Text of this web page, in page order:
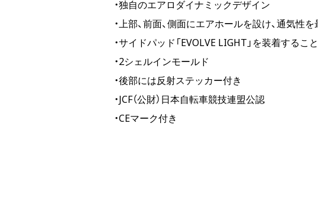
・独自のエアロダイナミックデザイン
・上部、前面、側面にエアホールを設け、通気性
・サイドパッド「EVOLVE LIGHT」を装着する
・2シェルインモールド
・後部には反射ステッカー付き
・JCF（公財）日本自転車競技連盟公認
・CEマーク付き